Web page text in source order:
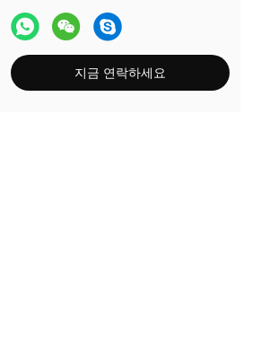
지금 연락하세요